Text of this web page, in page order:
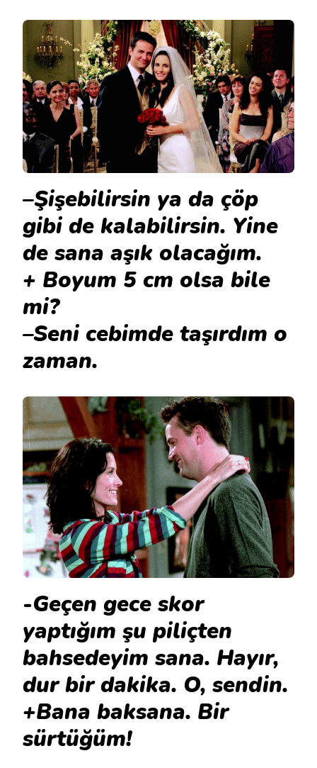
–Şişebilirsin ya da çöp
gibi de kalabilirsin. Yine
de sana aşık olacağım.
+ Boyum 5 cm olsa bile
mi?
–Seni cebimde taşırdım o
zaman.
-Geçen gece skor
yaptığım şu piliçten
bahsedeyim sana. Hayır,
dur bir dakika. O, sendin.
+Bana baksana. Bir
sürtüğüm!